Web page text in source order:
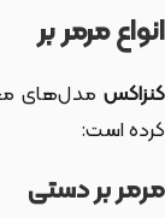
انواع مرمر بر
کنزاکسمدل‌های
کرده است:
مرمر بر دستی